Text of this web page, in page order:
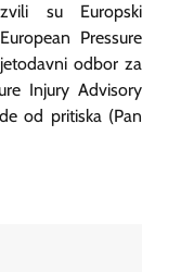
su Europski
Pressure
odbor za
Injury Advisory
od pritiska (Pan